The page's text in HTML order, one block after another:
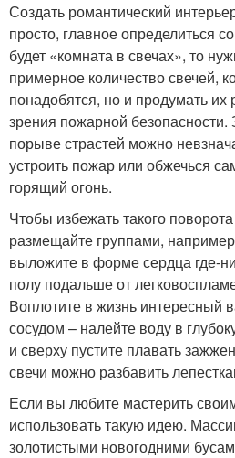
Создать романтический
просто, главное определиться
будет «комната в свечах», то
примерное количество свечей,
понадобятся, но и продумать их
зрения пожарной безопасности.
порыве страстей можно
устроить пожар или обжечься
горящий огонь.
Чтобы избежать такого
размещайте группами,
выложите в форме сердца где-
полу подальше от
Воплотите в жизнь интересный
сосудом – налейте воду в
и сверху пустите плавать
свечи можно разбавить
Если вы любите мастерить
использовать такую идею.
золотистыми новогодними